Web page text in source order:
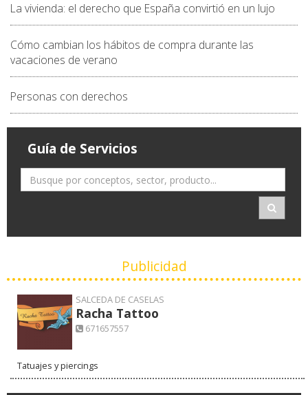
La vivienda: el derecho que España convirtió en un lujo
Cómo cambian los hábitos de compra durante las
vacaciones de verano
Personas con derechos
Guía de Servicios
Publicidad
SALCEDA DE CASELAS
Racha Tattoo
671657557
Tatuajes y piercings